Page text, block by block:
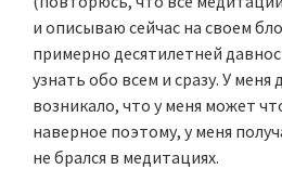
и описываю сейчас на своем
примерно десятилетней
узнать обо всем и сразу. У
возникало, что у меня может
наверное поэтому, у меня
не брался в медитациях.